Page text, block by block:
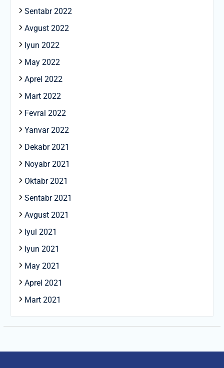
Sentabr 2022
Avgust 2022
Iyun 2022
May 2022
Aprel 2022
Mart 2022
Fevral 2022
Yanvar 2022
Dekabr 2021
Noyabr 2021
Oktabr 2021
Sentabr 2021
Avgust 2021
Iyul 2021
Iyun 2021
May 2021
Aprel 2021
Mart 2021